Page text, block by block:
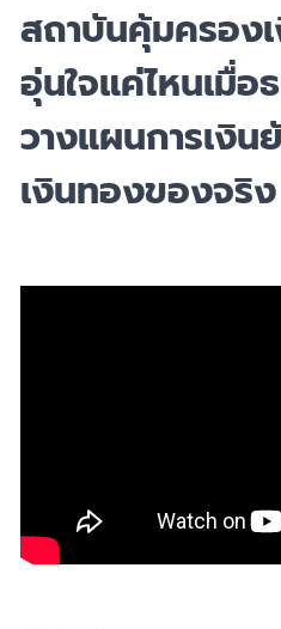
สถาบันคุ้มครอง
อุ่นใจแค่ไหนเมื่อ
วางแผนการเงิน
เงินทองของจริง